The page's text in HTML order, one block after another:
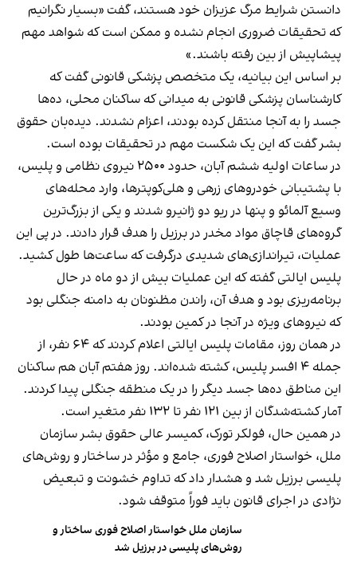
دانستن شرایط مرگ عزیزان خود هستند، گفت «بسیار نگرانیم
که تحقیقات ضروری انجام نشده و ممکن است که شواهد مهم
پیشاپیش از بین رفته باشند.»
بر اساس این بیانیه، یک متخصص پزشکی قانونی گفت که
کارشناسان پزشکی قانونی به میدانی که ساکنان محلی، ده‌ها
جسد را به آنجا منتقل کرده بودند، اعزام نشدند. دیده‌بان حقوق
بشر گفت که این یک شکست مهم در تحقیقات بوده است.
در ساعات اولیه ششم آبان، حدود ۲۵۰۰ نیروی نظامی و پلیس،
با پشتیبانی خودروهای زرهی و هلی‌کوپترها، وارد محله‌های
وسیع آلمائو و پنها در ریو دو ژانیرو شدند و یکی از بزرگ‌ترین
گروه‌های قاچاق مواد مخدر در برزیل را هدف قرار دادند. در پی این
عملیات، تیراندازی‌های شدیدی درگرفت که ساعت‌ها طول کشید.
پلیس ایالتی گفته که این عملیات بیش از دو ماه در حال
برنامه‌ریزی بود و هدف آن، راندن مظنونان به دامنه جنگلی بود
که نیروهای ویژه در آنجا در کمین بودند.
در همان روز، مقامات پلیس ایالتی اعلام کردند که ۶۴ نفر، از
جمله ۴ افسر پلیس، کشته شده‌اند. روز هفتم آبان هم ساکنان
این مناطق ده‌ها جسد دیگر را در یک منطقه جنگلی پیدا کردند.
آمار کشته‌شدگان از بین ۱۲۱ نفر تا ۱۳۲ نفر متغیر است.
در همین حال، فولکر تورک، کمیسر عالی حقوق بشر سازمان
ملل، خواستار اصلاح فوری، جامع و مؤثر در ساختار و روش‌های
پلیسی برزیل شد و هشدار داد که تداوم خشونت و تبعیض
نژادی در اجرای قانون باید فوراً متوقف شود.
سازمان ملل خواستار اصلاح فوری ساختار و
روش‌های پلیسی در برزیل شد